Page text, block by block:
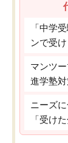
「中学
ンで受
マンツ
進学塾
ニーズ
「受け